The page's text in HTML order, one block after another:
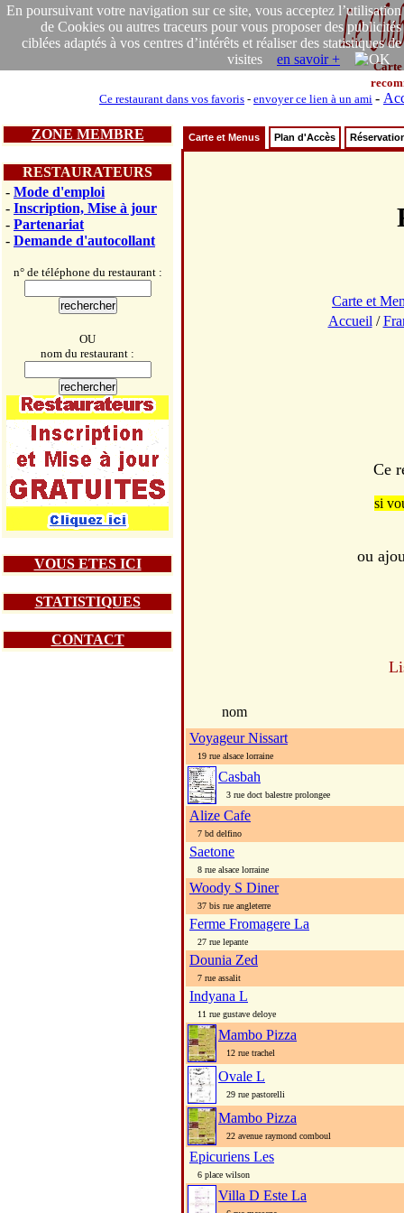
En poursuivant votre navigation sur ce site, vous acceptez l’utilisation
de Cookies ou autres traceurs pour vous proposer des publicités
ciblées adaptés à vos centres d’intérêts et réaliser des statistiques de
visites en savoir +
Carte
Ce restaurant dans vos favoris - envoyer ce lien à un ami -
ZONE MEMBRE
RESTAURATEURS
- Mode d'emploi
- Inscription, Mise à jour
- Partenariat
- Demande d'autocollant
n° de téléphone du restaurant :
OU
nom du restaurant :
VOUS ETES ICI
STATISTIQUES
CONTACT
Carte et Menus Plan d'Accès
Carte et
Accueil /
Ce
si
ou
nom
Voyageur Nissart
19 rue alsace lorraine
Casbah
3 rue doct balestre prolongee
Alize Cafe
7 bd delfino
Saetone
8 rue alsace lorraine
Woody S Diner
37 bis rue angleterre
Ferme Fromagere La
27 rue lepante
Dounia Zed
7 rue assalit
Indyana L
11 rue gustave deloye
Mambo Pizza
12 rue trachel
Ovale L
29 rue pastorelli
Mambo Pizza
22 avenue raymond comboul
Epicuriens Les
6 place wilson
Villa D Este La